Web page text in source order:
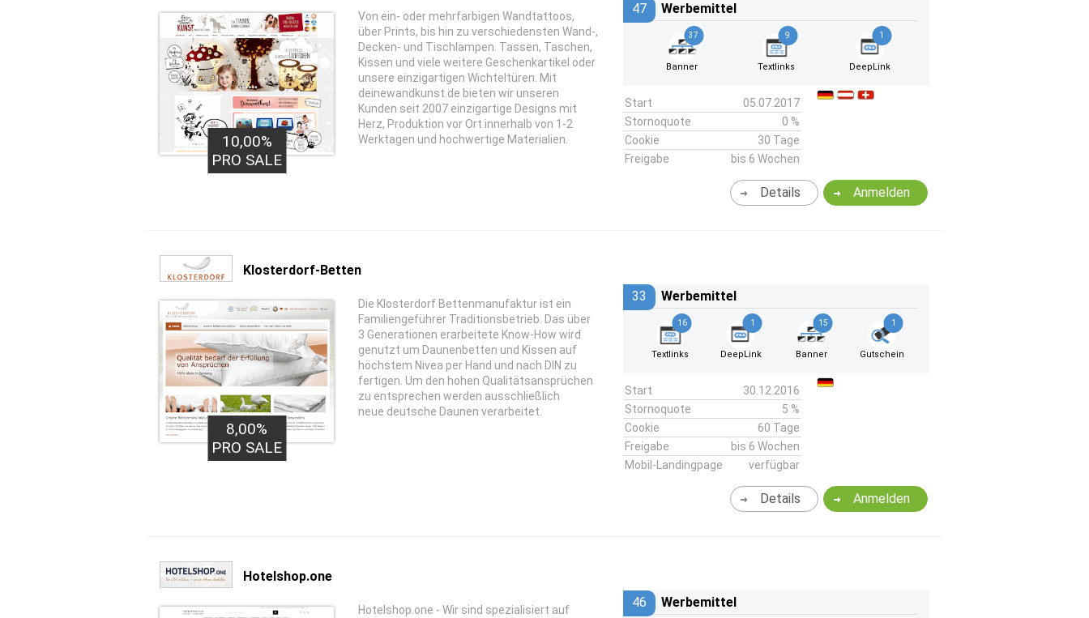
10,00%
PRO SALE
Von ein- oder mehrfarbigen Wandtattoos,
über Prints, bis hin zu verschiedensten Wand-,
Decken- und Tischlampen. Tassen, Taschen,
Kissen und viele weitere Geschenkartikel oder
unsere einzigartigen Wichteltüren. Mit
deinewandkunst.de bieten wir unseren
Kunden seit 2007 einzigartige Designs mit
Herz, Produktion vor Ort innerhalb von 1-2
Werktagen und hochwertige Materialien.
47 Werbemittel
37
Banner
9
Textlinks
1
DeepLink
Start
05.07.2017
Stornoquote
0 %
Cookie
30 Tage
Freigabe
bis 6 Wochen
Anmelden
Details
Klosterdorf-Betten
8,00%
PRO SALE
Die Klosterdorf Bettenmanufaktur ist ein
Familiengeführer Traditionsbetrieb. Das über
3 Generationen erarbeitete Know-How wird
genutzt um Daunenbetten und Kissen auf
höchstem Nivea per Hand und nach DIN zu
fertigen. Um den hohen Qualitätsansprüchen
zu entsprechen werden ausschließlich
neue deutsche Daunen verarbeitet.
33 Werbemittel
16
Textlinks
1
DeepLink
15
Banner
1
Gutschein
Start
30.12.2016
Stornoquote
5 %
Cookie
60 Tage
Freigabe
bis 6 Wochen
Mobil-Landingpage
verfügbar
Anmelden
Details
Hotelshop.one
Hotelshop.one - Wir sind spezialisiert auf
46 Werbemittel